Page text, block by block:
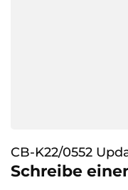
CB-K22/0552
Schreibe